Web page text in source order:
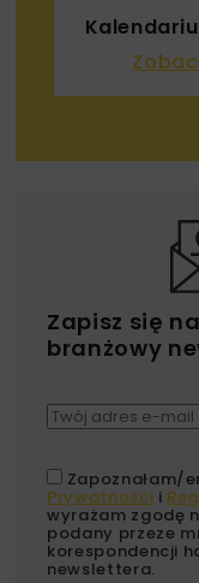
Zapisz się
branżowy
Zapoznałam/
Prywatności i
wyrażam zgodę
podany przeze
korespondencji
newslettera.